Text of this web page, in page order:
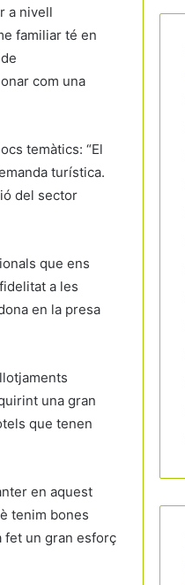
a nivell
familiar té en
com una
temàtics: “El
turística.
del sector
que ens
a les
en la presa
una gran
que tenen
en aquest
tenim bones
fet un gran esforç
d’hàbits